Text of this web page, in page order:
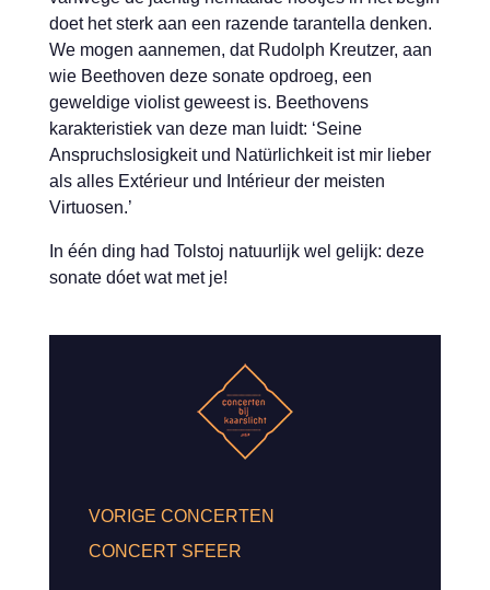
doet het sterk aan een razende tarantella denken.
We mogen aannemen, dat Rudolph Kreutzer, aan
wie Beethoven deze sonate opdroeg, een
geweldige violist geweest is. Beethovens
karakteristiek van deze man luidt: ‘Seine
Anspruchslosigkeit und Natürlichkeit ist mir lieber
als alles Extérieur und Intérieur der meisten
Virtuosen.’
In één ding had Tolstoj natuurlijk wel gelijk: deze
sonate dóet wat met je!
VORIGE CONCERTEN
CONCERT SFEER